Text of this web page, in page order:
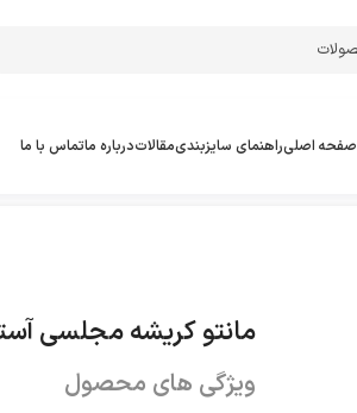
صفحه اصلیراهنمای سایزبندیمقالاتدرباره ماتماس با ما
مانتو کریشه مجلسی
ویژگی های محصول